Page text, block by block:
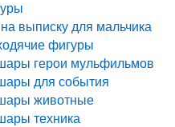
выписку для мальчика
фигуры
герои мульфильмов
для события
животные
техника